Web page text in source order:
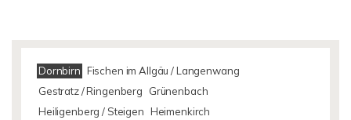
Dornbirn Fischen im Allgäu / Langenwang
Gestratz / Ringenberg
Grünenbach
Heiligenberg / Steigen Heimenkirch